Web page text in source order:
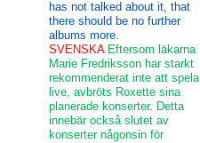
has not talked about it, that
there should be no further
albums more.
SVENSKA Eftersom läkarna
Marie Fredriksson har starkt
rekommenderat inte att spela
live, avbröts Roxette sina
planerade konserter. Detta
innebär också slutet av
konserter någonsin för